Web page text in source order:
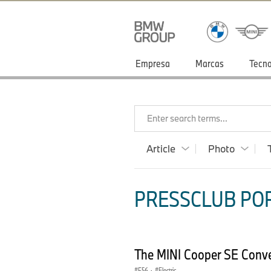
Empresa Marcas
Enter search terms...
Article Photo
PRESSCLUB
The MINI Cooper SE